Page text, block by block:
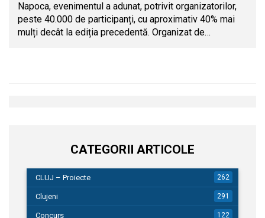
Napoca, evenimentul a adunat, potrivit organizatorilor,
peste 40.000 de participanți, cu aproximativ 40% mai
mulți decât la ediția precedentă. Organizat de…
CATEGORII ARTICOLE
CLUJ – Proiecte 262
Clujeni 291
Concurs 122